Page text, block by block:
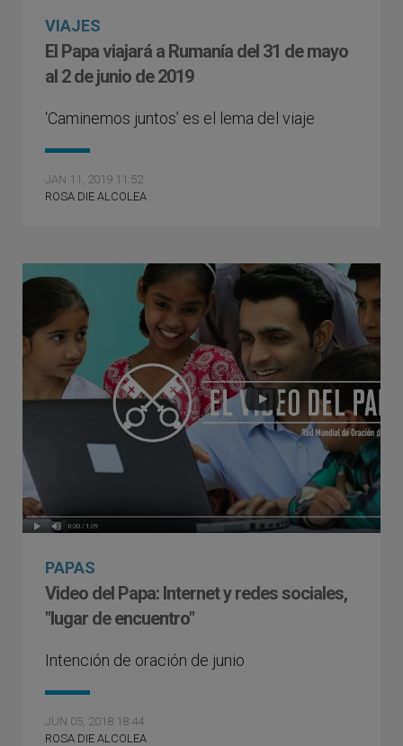
VIAJES
El Papa viajará a Rumanía del 31 de mayo
al 2 de junio de 2019
‘Caminemos juntos’ es el lema del viaje
JAN 11, 2019 11:52
ROSA DIE ALCOLEA
PAPAS
Video del Papa: Internet y redes sociales,
"lugar de encuentro"
Intención de oración de junio
JUN 05, 2018 18:44
ROSA DIE ALCOLEA